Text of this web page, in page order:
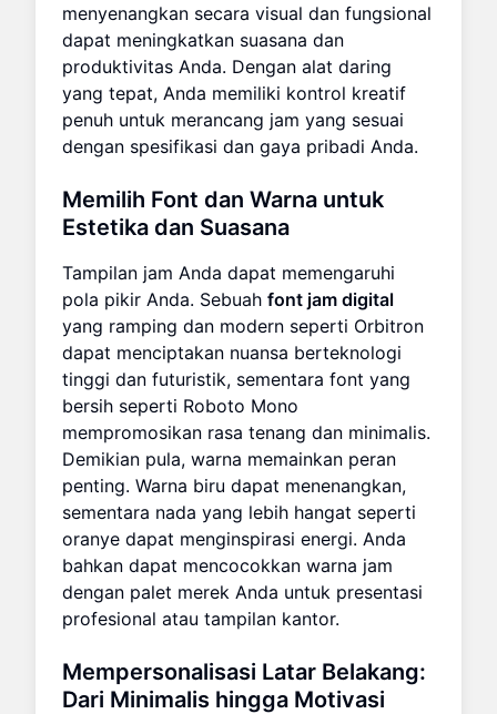
menyenangkan secara visual dan fungsional
dapat meningkatkan suasana dan
produktivitas Anda. Dengan alat daring
yang tepat, Anda memiliki kontrol kreatif
penuh untuk merancang jam yang sesuai
dengan spesifikasi dan gaya pribadi Anda.
Memilih Font dan Warna untuk
Estetika dan Suasana
Tampilan jam Anda dapat memengaruhi
pola pikir Anda. Sebuah font jam digital
yang ramping dan modern seperti Orbitron
dapat menciptakan nuansa berteknologi
tinggi dan futuristik, sementara font yang
bersih seperti Roboto Mono
mempromosikan rasa tenang dan minimalis.
Demikian pula, warna memainkan peran
penting. Warna biru dapat menenangkan,
sementara nada yang lebih hangat seperti
oranye dapat menginspirasi energi. Anda
bahkan dapat mencocokkan warna jam
dengan palet merek Anda untuk presentasi
profesional atau tampilan kantor.
Mempersonalisasi Latar Belakang:
Dari Minimalis hingga Motivasi